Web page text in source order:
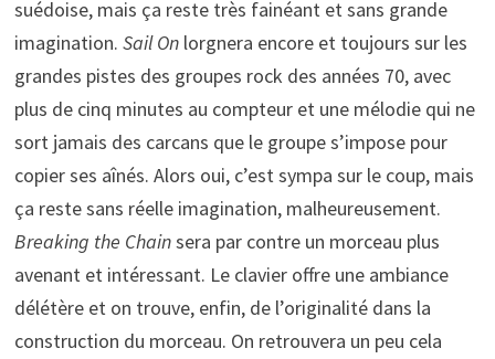
suédoise, mais ça reste très fainéant et sans grande
imagination. Sail Onlorgnera encore et toujours sur les
grandes pistes des groupes rock des années 70, avec
plus de cinq minutes au compteur et une mélodie qui ne
sort jamais des carcans que le groupe s’impose pour
copier ses aînés. Alors oui, c’est sympa sur le coup, mais
ça reste sans réelle imagination, malheureusement.
Breaking the Chainsera par contre un morceau plus
avenant et intéressant. Le clavier offre une ambiance
délétère et on trouve, enfin, de l’originalité dans la
construction du morceau. On retrouvera un peu cela